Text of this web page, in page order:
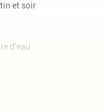
et soir
d'eau
jours